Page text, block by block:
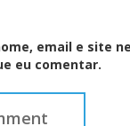
email e site
eu comentar.